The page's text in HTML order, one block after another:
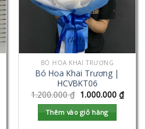
BÓ HOA KHAI TRƯƠNG
Bó Hoa Khai Trương |
HCVBKT06
1.200.000₫ 1.000.000 ₫
Thêm vào giỏ hàng